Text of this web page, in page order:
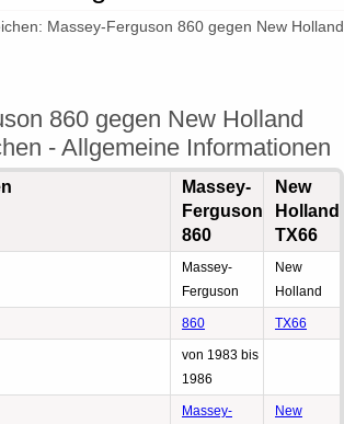
Massey-Ferguson 860 gegen New Holland
860 gegen New Holland
- Allgemeine Informationen
Massey-
Ferguson
860
New
Holland
TX66
Massey-
Ferguson
New
Holland
860 TX66
von 1983 bis
1986
Massey-
New